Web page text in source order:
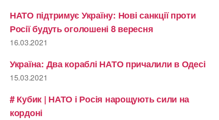
НАТО підтримує Україну: Нові санкції проти
Росії будуть оголошені 8 вересня
16.03.2021
Україна: Два кораблі НАТО причалили в Одесі
15.03.2021
# Кубик | НАТО і Росія нарощують сили на
кордоні